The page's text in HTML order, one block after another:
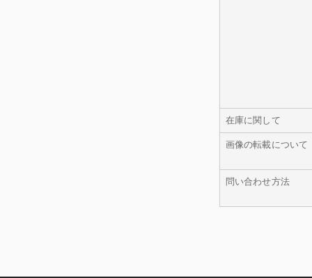
在庫に関して
画像の転載について
問い合わせ方法